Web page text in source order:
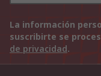
La información
suscribirte se
de privacidad.